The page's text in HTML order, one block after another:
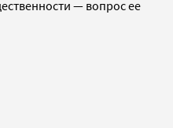
— вопрос ее